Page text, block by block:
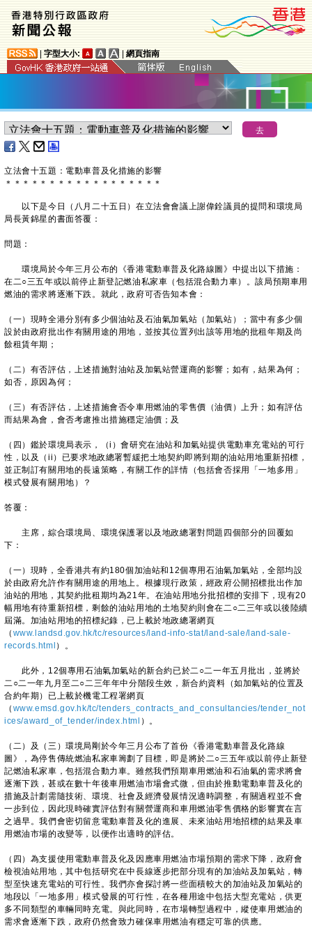
字型大小: 網頁指南
立法會十五題：電動車普及化措施的影響
＊ ＊ ＊ ＊ ＊ ＊ ＊ ＊ ＊ ＊ ＊ ＊ ＊ ＊ ＊ ＊ ＊ ＊
以下是今日（八月二十五日）在立法會會議上謝偉銓議員的提問和環境局
局長黃錦星的書面答覆：
問題：
環境局於今年三月公布的《香港電動車普及化路線圖》中提出以下措施：
在二○三五年或以前停止新登記燃油私家車（包括混合動力車）。該局預期車用
燃油的需求將逐漸下跌。就此，政府可否告知本會：
（一）現時全港分別有多少個油站及石油氣加氣站（加氣站）；當中有多少個
設於由政府批出作有關用途的用地，並按其位置列出該等用地的批租年期及尚
餘租賃年期；
（二）有否評估，上述措施對油站及加氣站營運商的影響；如有，結果為何；
如否，原因為何；
（三）有否評估，上述措施會否令車用燃油的零售價（油價）上升；如有評估
而結果為會，會否考慮推出措施穩定油價；及
（四）鑑於環境局表示，（i）會研究在油站和加氣站提供電動車充電站的可行
性，以及（ii）已要求地政總署暫緩把土地契約即將到期的油站用地重新招標，
並正制訂有關用地的長遠策略，有關工作的詳情（包括會否採用「一地多用」
模式發展有關用地）？
答覆：
主席，綜合環境局、環境保護署以及地政總署對問題四個部分的回覆如
下：
（一）現時，全香港共有約180個加油站和12個專用石油氣加氣站，全部均設
於由政府允許作有關用途的用地上。根據現行政策，經政府公開招標批出作加
油站的用地，其契約批租期均為21年。在油站用地分批招標的安排下，現有20
幅用地有待重新招標，剩餘的油站用地的土地契約則會在二○二三年或以後陸續
屆滿。加油站用地的招標紀錄，已上載於地政總署網頁
（ www.landsd.gov.hk/tc/resources/land-info-stat/land-sale/land-sale-
records.html ）。
此外，12個專用石油氣加氣站的新合約已於二○二一年五月批出，並將於
二○二一年九月至二○二三年年中分階段生效，新合約資料（如加氣站的位置及
合約年期）已上載於機電工程署網頁
（ www.emsd.gov.hk/tc/tenders_contracts_and_consultancies/tender_not
ices/award_of_tender/index.html ）。
（二）及（三）環境局剛於今年三月公布了首份《香港電動車普及化路線
圖》，為停售傳統燃油私家車籌劃了目標，即是將於二○三五年或以前停止新登
記燃油私家車，包括混合動力車。雖然我們預期車用燃油和石油氣的需求將會
逐漸下跌，甚或在數十年後車用燃油市場會式微，但由於推動電動車普及化的
措施及計劃需隨技術、環境、社會及經濟發展情況適時調整，有關過程並不會
一步到位，因此現時確實評估對有關營運商和車用燃油零售價格的影響實在言
之過早。我們會密切留意電動車普及化的進展、未來油站用地招標的結果及車
用燃油市場的改變等，以便作出適時的評估。
（四）為支援使用電動車普及化及因應車用燃油市場預期的需求下降，政府會
檢視油站用地，其中包括研究在中長線逐步把部分現有的加油站及加氣站，轉
型至快速充電站的可行性。我們亦會探討將一些面積較大的加油站及加氣站的
地段以「一地多用」模式發展的可行性，在各種用途中包括大型充電站，供更
多不同類型的車輛同時充電。與此同時，在市場轉型過程中，縱使車用燃油的
需求會逐漸下跌，政府仍然會致力確保車用燃油有穩定可靠的供應。